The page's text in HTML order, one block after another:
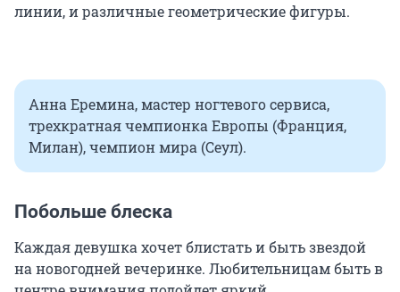
линии, и различные геометрические фигуры.
Анна Еремина, мастер ногтевого сервиса,
трехкратная чемпионка Европы (Франция,
Милан), чемпион мира (Сеул).
Побольше блеска
Каждая девушка хочет блистать и быть звездой
на новогодней вечеринке. Любительницам быть в